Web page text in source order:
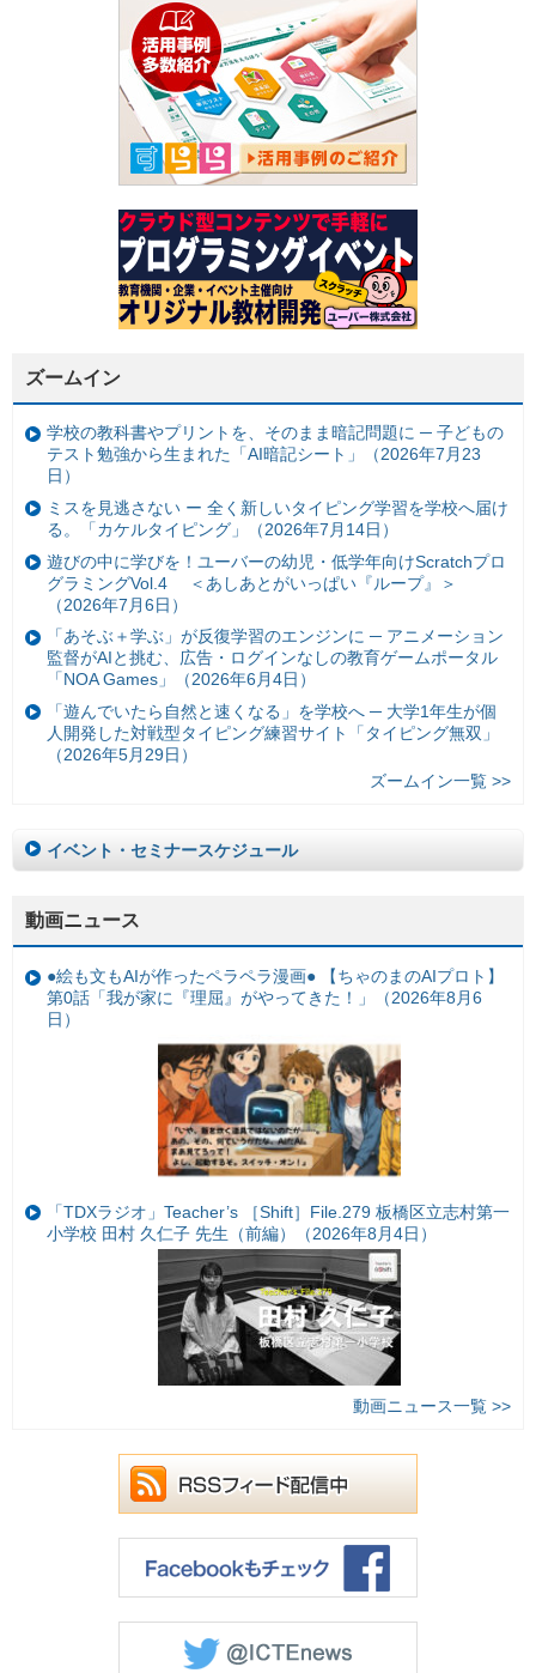
ズームイン
学校の教科書やプリントを、そのまま暗記問題に ─ 子どもの
テスト勉強から生まれた「AI暗記シート」（2026年7月23
日）
ミスを見逃さない ー 全く新しいタイピング学習を学校へ届け
る。「カケルタイピング」（2026年7月14日）
遊びの中に学びを！ユーバーの幼児・低学年向けScratchプロ
グラミングVol.4 ＜あしあとがいっぱい『ループ』＞
（2026年7月6日）
「あそぶ＋学ぶ」が反復学習のエンジンに ─ アニメーション
監督がAIと挑む、広告・ログインなしの教育ゲームポータル
「NOA Games」（2026年6月4日）
「遊んでいたら自然と速くなる」を学校へ ─ 大学1年生が個
人開発した対戦型タイピング練習サイト「タイピング無双」
（2026年5月29日）
ズームイン一覧 >>
イベント・セミナースケジュール
動画ニュース
●絵も文もAIが作ったペラペラ漫画● 【ちゃのまのAIプロト】
第0話「我が家に『理屈』がやってきた！」（2026年8月6
日）
「TDXラジオ」Teacher’s ［Shift］File.279 板橋区立志村第一
小学校 田村 久仁子 先生（前編）（2026年8月4日）
動画ニュース一覧 >>